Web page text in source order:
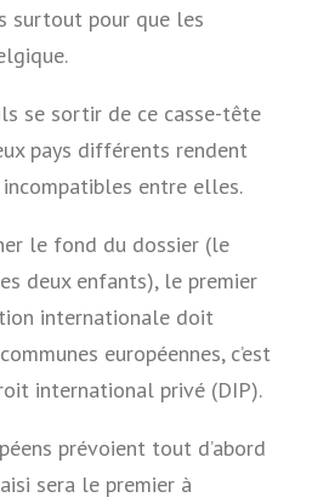
surtout pour que les
se sortir de ce casse-tête
pays différents rendent
entre elles.
le fond du dossier (le
deux enfants), le premier
internationale doit
européennes, c’est
international privé (DIP).
prévoient tout d’abord
sera le premier à